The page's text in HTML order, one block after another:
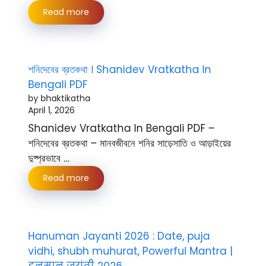
Read more
শনিদেবের ব্রতকথা । Shanidev Vratkatha In
Bengali PDF
by bhaktikatha
April 1, 2026
Shanidev Vratkatha In Bengali PDF –
শনিদেবের ব্রতকথা – মানবজীবনে শনির সাড়েসাতি ও আড়াইয়ের
দুষ্প্রভাবে …
Read more
Hanuman Jayanti 2026 : Date, puja
vidhi, shubh muhurat, Powerful Mantra |